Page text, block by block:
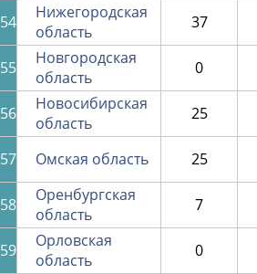
54
Нижегородская
область
37
55
Новгородская
область
0
56
Новосибирская
область
25
57 Омская область 25
58
Оренбургская
область
7
59
Орловская
область
0